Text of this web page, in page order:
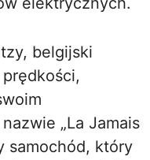
belgijski
„La Jamais
samochód, który